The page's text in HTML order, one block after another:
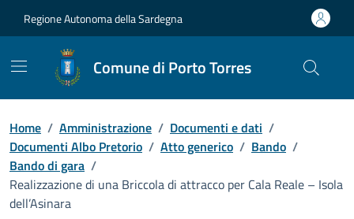
Regione Autonoma della Sardegna
Comune di Porto Torres
Home / Amministrazione / Documenti e dati /
Documenti Albo Pretorio / Atto generico / Bando /
Bando di gara /
Realizzazione di una Briccola di attracco per Cala Reale – Isola
dell’Asinara